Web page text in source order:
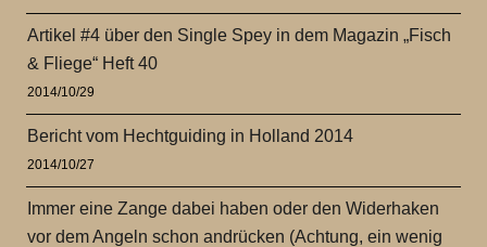
Artikel #4 über den Single Spey in dem Magazin „Fisch
& Fliege“ Heft 40
2014/10/29
Bericht vom Hechtguiding in Holland 2014
2014/10/27
Immer eine Zange dabei haben oder den Widerhaken
vor dem Angeln schon andrücken (Achtung, ein wenig